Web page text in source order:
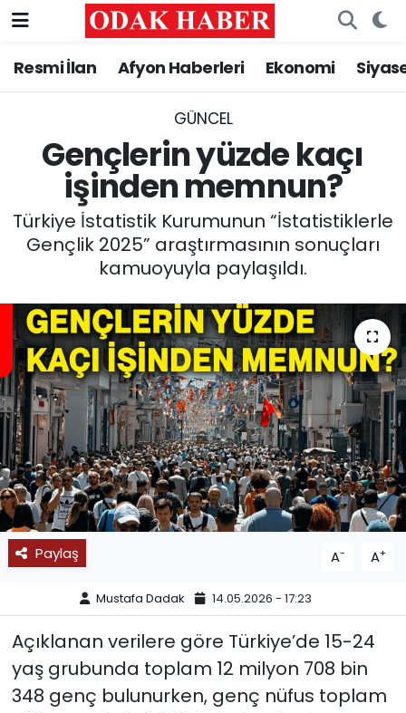
Resmi İlan Afyon Haberleri Ekonomi
GÜNCEL
Gençlerin yüzde kaçı
işinden memnun?
Türkiye İstatistik Kurumunun “İstatistiklerle
Gençlik 2025” araştırmasının sonuçları
kamuoyuyla paylaşıldı.
Paylaş A- A+
Mustafa Dadak 14.05.2026 - 17:23
Açıklanan verilere göre Türkiye’de 15-24
yaş grubunda toplam 12 milyon 708 bin
348 genç bulunurken, genç nüfus toplam
AFYONKARAHİSAR HABERLERİ
ASAYİŞ
GÜNCEL
SİYASET
EĞİTİM
MAGAZİN
SAĞLIK
SPOR
11:11 MANŞET
Nöbetçi Eczaneler
Trafik Durumu
Süper Lig Puan Durumu ve Fikstür
Tüm Manşetler
Son Dakika Haberleri
Haber Arşivi